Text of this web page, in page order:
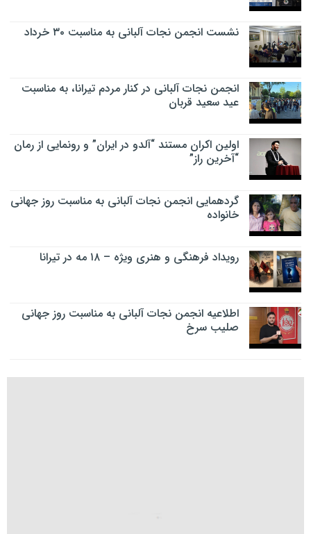
نشست انجمن نجات آلبانی به مناسبت ۳۰ خرداد
انجمن نجات آلبانی در کنار مردم تیرانا، به مناسبت
عید سعید قربان
اولین اکران مستند “آلدو در ایران” و رونمایی از رمان
“آخرین راز”
گردهمایی انجمن نجات آلبانی به مناسبت روز جهانی
خانواده
رویداد فرهنگی و هنری ویژه – ۱۸ مه در تیرانا
اطلاعیه انجمن نجات آلبانی به مناسبت روز جهانی
صلیب سرخ